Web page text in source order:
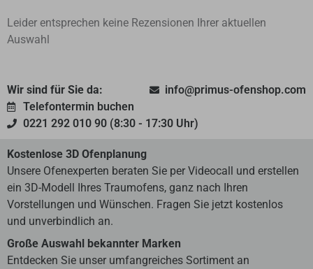
Leider entsprechen keine Rezensionen Ihrer aktuellen
Auswahl
Wir sind für Sie da:
info@primus-ofenshop.com
Telefontermin buchen
0221 292 010 90 (8:30 - 17:30 Uhr)
Kostenlose 3D Ofenplanung
Unsere Ofenexperten beraten Sie per Videocall und erstellen
ein 3D-Modell Ihres Traumofens, ganz nach Ihren
Vorstellungen und Wünschen. Fragen Sie jetzt kostenlos
und unverbindlich an.
Große Auswahl bekannter Marken
Entdecken Sie unser umfangreiches Sortiment an